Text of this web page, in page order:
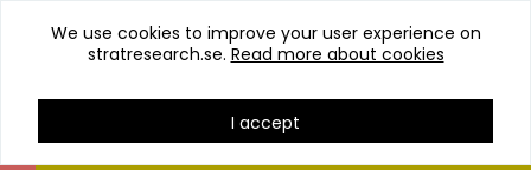
We use cookies to improve your user experience on
stratresearch.se. Read more about cookies
I accept